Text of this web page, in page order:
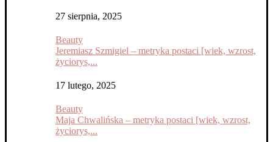
27 sierpnia, 2025
Beauty
Jeremiasz Szmigiel – metryka postaci [wiek, wzrost,
życiorys,...
17 lutego, 2025
Beauty
Maja Chwalińska – metryka postaci [wiek, wzrost,
życiorys,...